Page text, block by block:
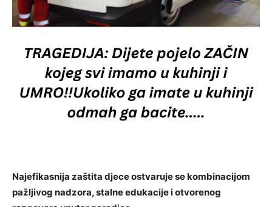
Najefikasnija zaštita djece ostvaruje se kombinacijom
pažljivog nadzora, stalne edukacije i otvorenog